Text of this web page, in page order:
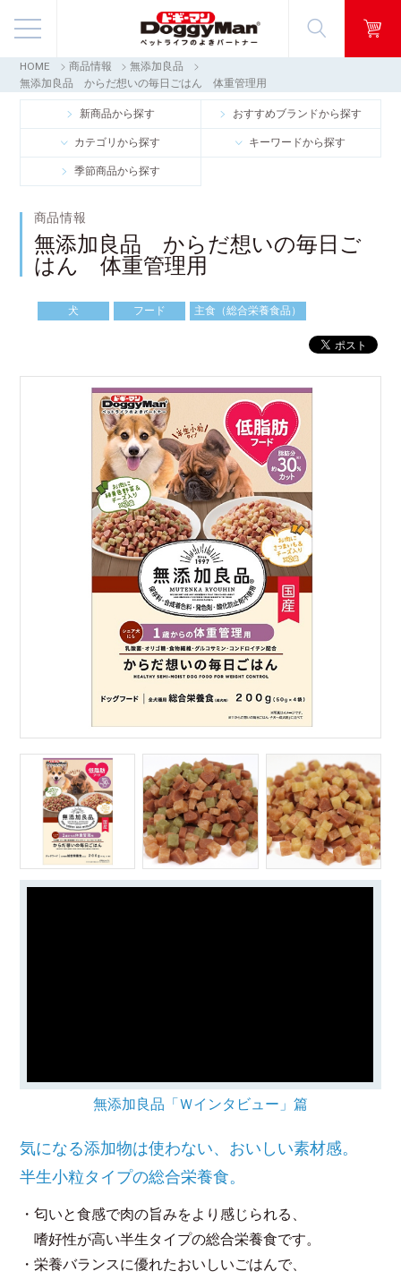
商品情報
映像ギャラリー
知る・楽しむ
お客様窓口・Q＆A
会社情報
採用情報
サイトマップ English
HOME 商品情報
無添加良品
無添加良品 からだ想いの毎日ごはん 体重管理用
新商品から探す おすすめブランドから探す
カテゴリから探す キーワードから探す
季節商品から探す
商品情報
無添加良品 からだ想いの毎日ご
はん 体重管理用
犬 フード 主食（総合栄養食品）
無添加良品「Ｗインタビュー」篇
気になる添加物は使わない、おいしい素材感。
半生小粒タイプの総合栄養食。
・匂いと食感で肉の旨みをより感じられる、
嗜好性が高い半生タイプの総合栄養食です。
・栄養バランスに優れたおいしいごはんで、